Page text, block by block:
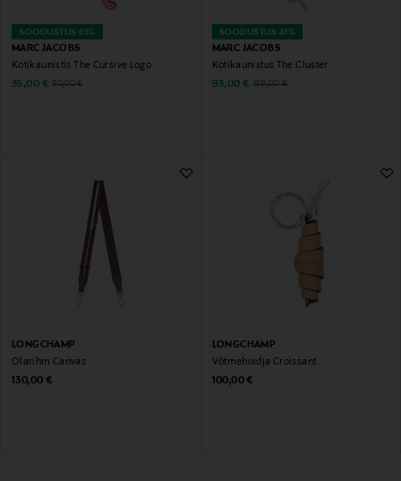
SOODUSTUS 61%
MARC JACOBS
Kotikaunistis The Cursive Logo
Discounted Price
35,00 € Original Price
90,00 €
SOODUSTUS 41%
MARC JACOBS
Kotikaunistus The Cluster
Discounted Price
93,00 € Original Price
158,00 €
LONGCHAMP
Õlarihm Canvas
Original Price
130,00 €
LONGCHAMP
Võtmehoidja Croissant
Original Price
100,00 €